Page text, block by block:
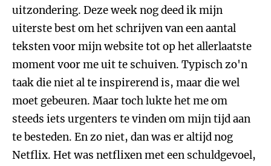
uitzondering. Deze week nog deed ik mijn
uiterste best om het schrijven van een aantal
teksten voor mijn website tot op het allerlaatste
moment voor me uit te schuiven. Typisch zo'n
taak die niet al te inspirerend is, maar die wel
moet gebeuren. Maar toch lukte het me om
steeds iets urgenters te vinden om mijn tijd aan
te besteden. En zo niet, dan was er altijd nog
Netflix. Het was netflixen met een schuldgevoel,